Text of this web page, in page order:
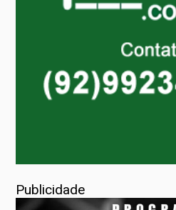
Publicidade